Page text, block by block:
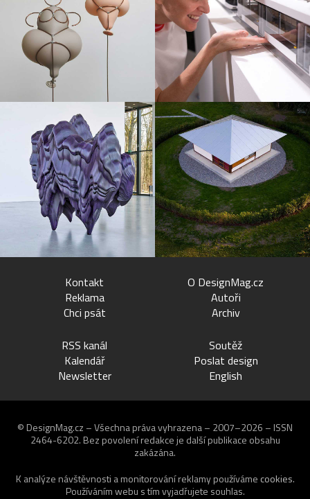
Kontakt
Reklama
Chci psát
O DesignMag.cz
Autoři
Archiv
RSS kanál
Kalendář
Newsletter
Soutěž
Poslat design
English
© DesignMag.cz – Všechna práva vyhrazena – 2007–2026 – ISSN
2464-6202. Bez povolení redakce je další publikace obsahu
zakázána.
K analýze návštěvnosti a monitorování reklamy používáme cookies.
Používáním webu s tím vyjadřujete souhlas.